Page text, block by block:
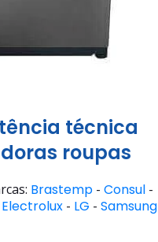
técnica
roupas
Brastemp- Consul-
Electrolux - LG - Samsung